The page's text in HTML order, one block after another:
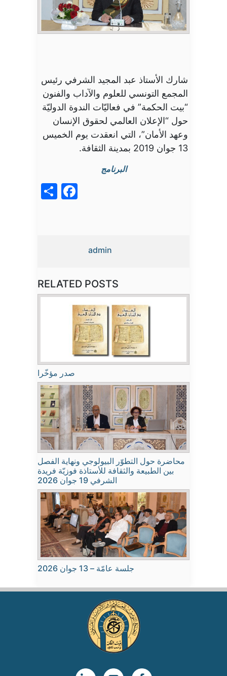
شارك الأستاذ عبد المجيد الشرفي رئيس
المجمع التونسي للعلوم والآداب والفنون
“بيت الحكمة” في فعاليّات الندوة الدوليّة
حول “الإعلان العالمي لحقوق الإنسان
وعهد الأمان”، التي انعقدت يوم الخميس
13 جوان 2019 بمدينة الثقافة.
البرنامج
admin
RELATED POSTS
صدر مؤخّرا
محاضرة حول التطوّر البيولوجي ونهاية الفصل
بين الطبيعة والثقافة للأستاذة فوزيّة فريدة
الشرفي 19 جوان 2026
جلسة عامّة – 13 جوان 2026